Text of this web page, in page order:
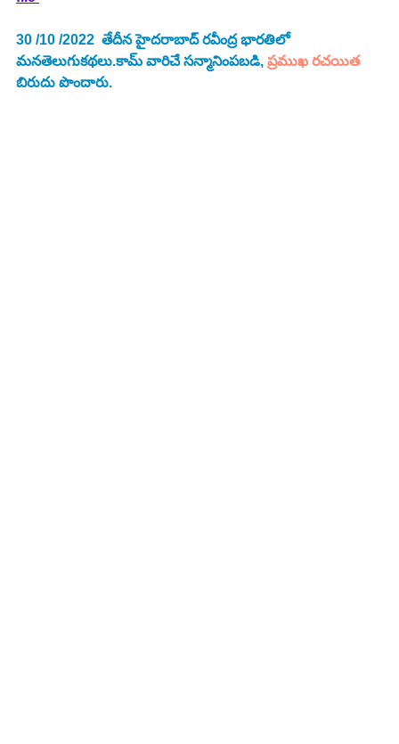
30 /10 /2022  తేదీన హైదరాబాద్ రవీంద్ర భారతిలో
మనతెలుగుకథలు.కామ్ వారిచే సన్మానింపబడి, ప్రముఖ రచయిత
బిరుదు పొందారు.